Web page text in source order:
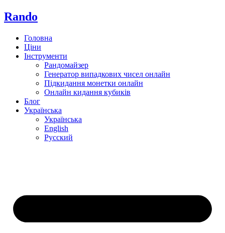
Rando
Головна
Ціни
Інструменти
Рандомайзер
Генератор випадкових чисел онлайн
Підкидання монетки онлайн
Онлайн кидання кубиків
Блог
Українська
Українська
English
Русский